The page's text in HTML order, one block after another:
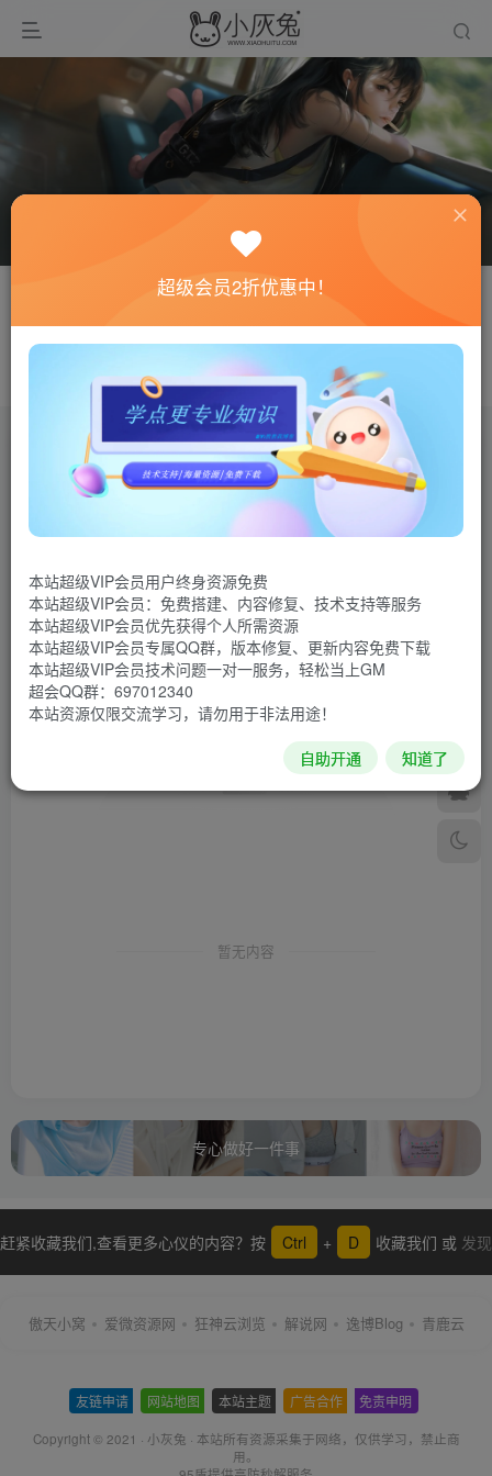
修斯
不要延迟任何可以给你的生活带来欢笑与快乐的事情
收藏0 评论0 粉丝0
排序
暂无内容
专心做好一件事
赶紧收藏我们,查看更多心仪的内容？按 Ctrl + D 收藏我们 或 发现
傲天小窝 爱微资源网 狂神云浏览 解说网 逸博Blog 青鹿云
友链申请 网站地图 本站主题 广告合作 免责申明
Copyright © 2021 · 小灰兔 · 本站所有资源采集于网络，仅供学习，禁止商
用。
超级会员2折优惠中！
本站超级VIP会员用户终身资源免费
本站超级VIP会员：免费搭建、内容修复、技术支持等服务
本站超级VIP会员优先获得个人所需资源
本站超级VIP会员专属QQ群，版本修复、更新内容免费下载
本站超级VIP会员技术问题一对一服务，轻松当上GM
超会QQ群：697012340
本站资源仅限交流学习，请勿用于非法用途！
自助开通 知道了